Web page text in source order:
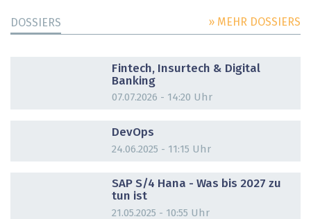
DOSSIERS » MEHR DOSSIERS
Fintech, Insurtech & Digital
Banking
07.07.2026 - 14:20 Uhr
DevOps
24.06.2025 - 11:15 Uhr
SAP S/4 Hana - Was bis 2027 zu
tun ist
21.05.2025 - 10:55 Uhr